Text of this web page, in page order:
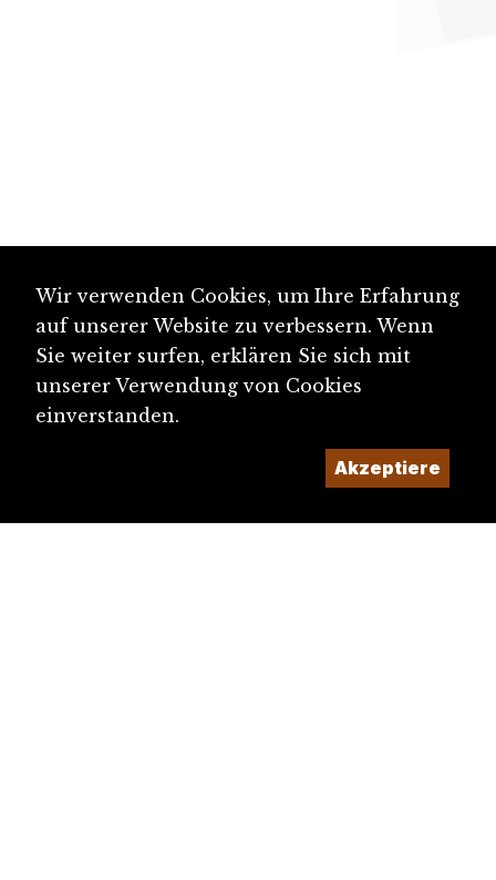
Wir verwenden Cookies, um Ihre Erfahrung
auf unserer Website zu verbessern. Wenn
Sie weiter surfen, erklären Sie sich mit
unserer Verwendung von Cookies
einverstanden.
Akzeptiere